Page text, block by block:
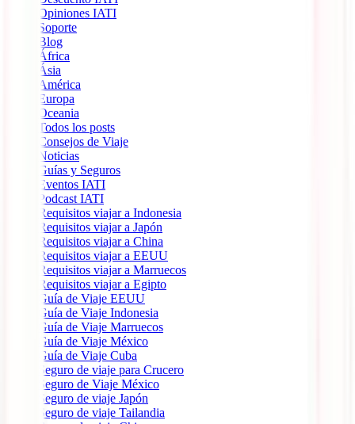
Opiniones IATI
Soporte
Blog
África
Ásia
América
Europa
Oceania
Todos los posts
Consejos de Viaje
Noticias
Guías y Seguros
Eventos IATI
Podcast IATI
Requisitos viajar a Indonesia
Requisitos viajar a Japón
Requisitos viajar a China
Requisitos viajar a EEUU
Requisitos viajar a Marruecos
Requisitos viajar a Egipto
Guía de Viaje EEUU
Guía de Viaje Indonesia
Guía de Viaje Marruecos
Guía de Viaje México
Guía de Viaje Cuba
Seguro de viaje para Crucero
Seguro de Viaje México
Seguro de viaje Japón
Seguro de viaje Tailandia